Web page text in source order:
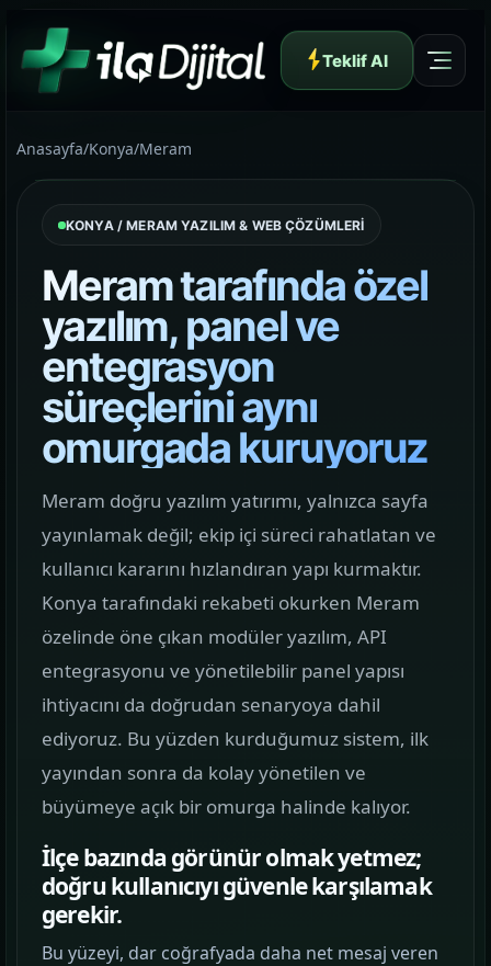
Teklif Al
Müşteri Paneli
01 Hakkımızda
görün.
Hizmetler
Web, yazılım, mobil ve pazarlama hizmetlerini
tek yerden görün.
Kurumsal Web Tasarım
KURUMSAL SUNUM
E-ticaret Sitesi Tasarımı
SATIŞ VITRINI
Mobil Uygulama Kodlama
MOBIL ÜRÜN
SEO & Dijital Pazarlama
Anasayfa/Konya/Meram
KONYA / MERAM YAZILIM & WEB ÇÖZÜMLERİ
Meram tarafında özel
yazılım, panel ve
entegrasyon
süreçlerini aynı
omurgada kuruyoruz
Meram doğru yazılım yatırımı, yalnızca sayfa
yayınlamak değil; ekip içi süreci rahatlatan ve
kullanıcı kararını hızlandıran yapı kurmaktır.
Konya tarafındaki rekabeti okurken Meram
özelinde öne çıkan modüler yazılım, API
entegrasyonu ve yönetilebilir panel yapısı
ihtiyacını da doğrudan senaryoya dahil
ediyoruz. Bu yüzden kurduğumuz sistem, ilk
yayından sonra da kolay yönetilen ve
büyümeye açık bir omurga halinde kalıyor.
İlçe bazında görünür olmak yetmez;
doğru kullanıcıyı güvenle karşılamak
gerekir.
Bu yüzeyi, dar coğrafyada daha net mesaj veren